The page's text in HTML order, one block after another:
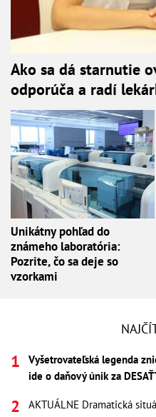
Ako sa dá starnutie
odporúča a radí
Unikátny pohľad do
známeho laboratória:
Pozrite, čo sa deje so
vzorkami
Vyšetrovateľská legenda
ide o daňový únik za
AKTUÁLNE Dramatická